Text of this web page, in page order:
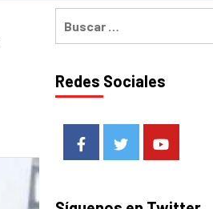
Redes Sociales
FacebookTwitterYoutube